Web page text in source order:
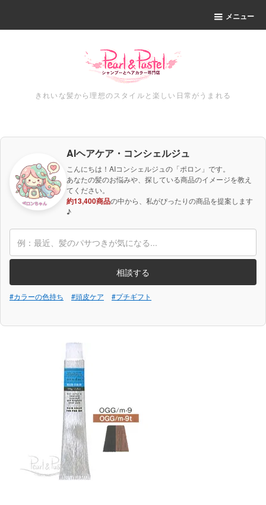
メニュー
きれいな髪から理想のスタイルと楽しい日常がうまれる
AIヘアケア・コンシェルジュ
こんにちは！AIコンシェルジュの「ポロン」です。
あなたの髪のお悩みや、探している商品のイメージを教え
てください。
約13,400商品の中から、私がぴったりの商品を提案します
♪
相談する
#カラーの色持ち #頭皮ケア #プチギフト